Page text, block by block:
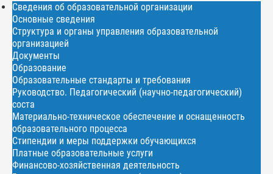
Сведения об образовательной организации
Основные сведения
Структура и органы управления образовательной
организацией
Документы
Образование
Образовательные стандарты и требования
Руководство. Педагогический (научно-педагогический)
соста
Материально-техническое обеспечение и оснащенность
образовательного процесса
Стипендии и меры поддержки обучающихся
Платные образовательные услуги
Финансово-хозяйственная деятельность